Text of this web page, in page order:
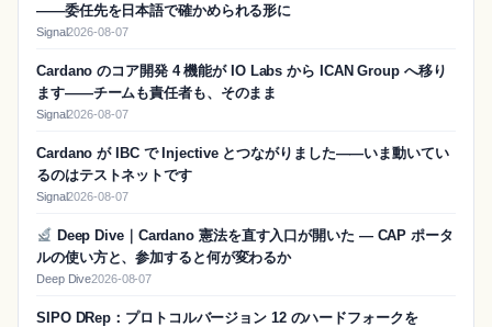
——委任先を日本語で確かめられる形に
Signal2026-08-07
Cardano のコア開発 4 機能が IO Labs から ICAN Group へ移り
ます——チームも責任者も、そのまま
Signal2026-08-07
Cardano が IBC で Injective とつながりました——いま動いてい
るのはテストネットです
Signal2026-08-07
Deep Dive｜Cardano 憲法を直す入口が開いた — CAP ポータ
ルの使い方と、参加すると何が変わるか
Deep Dive2026-08-07
SIPO DRep：プロトコルバージョン 12 のハードフォークを